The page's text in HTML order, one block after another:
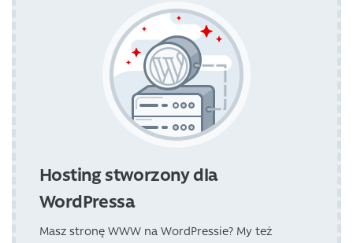
Hosting stworzony dla
WordPressa
Masz stronę WWW na WordPressie? My też